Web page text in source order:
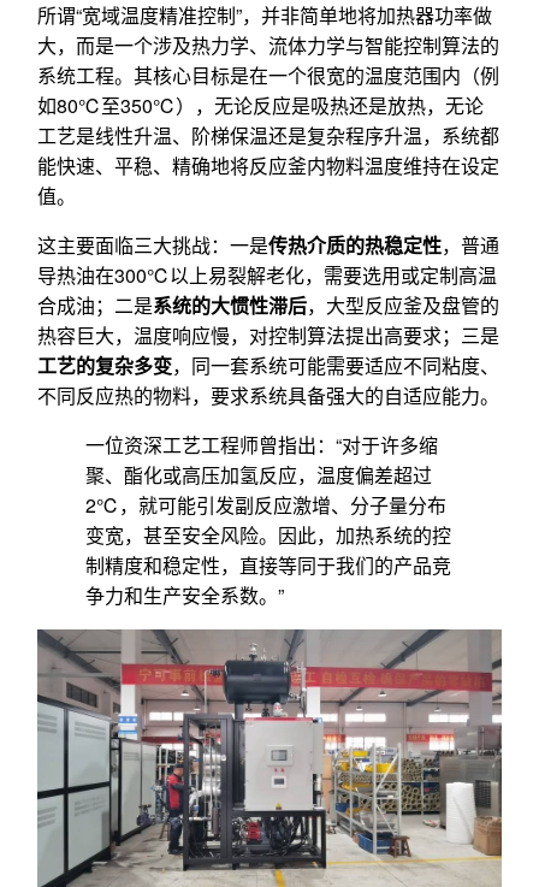
所谓“宽域温度精准控制”，并非简单地将加热器功率做
大，而是一个涉及热力学、流体力学与智能控制算法的
系统工程。其核心目标是在一个很宽的温度范围内（例
如80℃至350℃），无论反应是吸热还是放热，无论
工艺是线性升温、阶梯保温还是复杂程序升温，系统都
能快速、平稳、精确地将反应釜内物料温度维持在设定
值。
这主要面临三大挑战：一是传热介质的热稳定性，普通
导热油在300℃以上易裂解老化，需要选用或定制高温
合成油；二是系统的大惯性滞后，大型反应釜及盘管的
热容巨大，温度响应慢，对控制算法提出高要求；三是
工艺的复杂多变，同一套系统可能需要适应不同粘度、
不同反应热的物料，要求系统具备强大的自适应能力。
一位资深工艺工程师曾指出：“对于许多缩
聚、酯化或高压加氢反应，温度偏差超过
2℃，就可能引发副反应激增、分子量分布
变宽，甚至安全风险。因此，加热系统的控
制精度和稳定性，直接等同于我们的产品竞
争力和生产安全系数。”